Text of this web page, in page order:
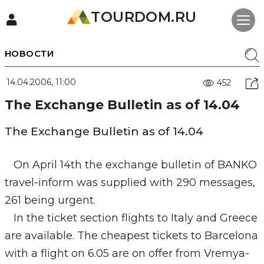
TOURDOM.RU
НОВОСТИ
14.04.2006, 11:00 452
The Exchange Bulletin as of 14.04
The Exchange Bulletin as of 14.04
On April 14th the exchange bulletin of BANKO
travel-inform was supplied with 290 messages,
261 being urgent.
In the ticket section flights to Italy and Greece
are available. The cheapest tickets to Barcelona
with a flight on 6.05 are on offer from Vremya-